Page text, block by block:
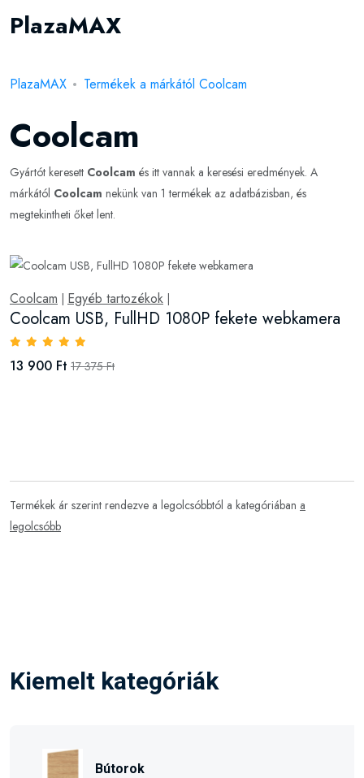
PlazaMAX
PlazaMAX Termékek a márkától Coolcam
Coolcam
Gyártót keresett Coolcam és itt vannak a keresési eredmények. A
márkától Coolcam nekünk van 1 termékek az adatbázisban, és
megtekintheti őket lent.
Coolcam | Egyéb tartozékok |
Coolcam USB, FullHD 1080P fekete webkamera
13 900 Ft 17 375 Ft
Termékek ár szerint rendezve a legolcsóbbtól a kategóriában a
legolcsóbb
Kiemelt kategóriák
Bútorok